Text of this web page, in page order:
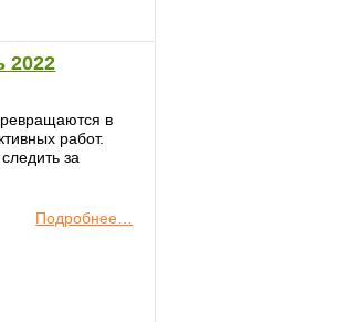
2022
в
работ.
за
Подробнее…